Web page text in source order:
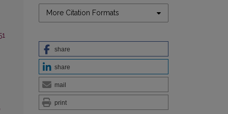
More Citation Formats
share
share
mail
print